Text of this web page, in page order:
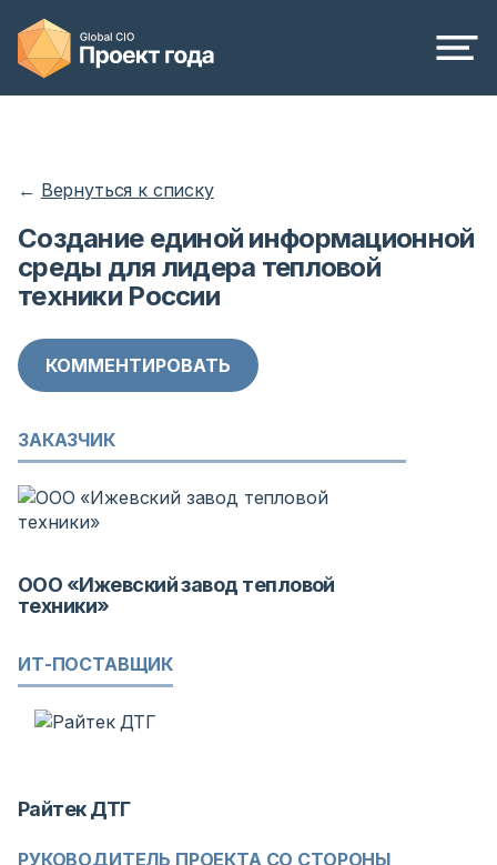
← Вернуться к списку
Создание единой информационной
среды для лидера тепловой
техники России
КОММЕНТИРОВАТЬ
РУКОВОДИТЕЛЬ ПРОЕКТА СО СТОРОНЫ
ЗАКАЗЧИК
ООО «Ижевский завод тепловой
техники»
ИТ-ПОСТАВЩИК
Райтек ДТГ